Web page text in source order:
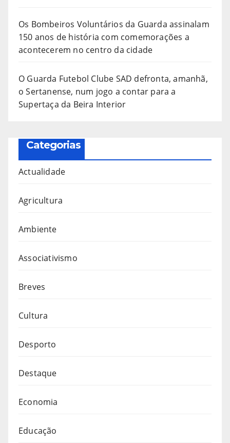
Os Bombeiros Voluntários da Guarda assinalam
150 anos de história com comemorações a
acontecerem no centro da cidade
O Guarda Futebol Clube SAD defronta, amanhã,
o Sertanense, num jogo a contar para a
Supertaça da Beira Interior
Categorias
Actualidade
Agricultura
Ambiente
Associativismo
Breves
Cultura
Desporto
Destaque
Economia
Educação